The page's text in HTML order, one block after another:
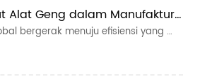
Alat Geng dalam Manufaktur
bergerak menuju efisiensi yang
cerdas telah menjadi arah